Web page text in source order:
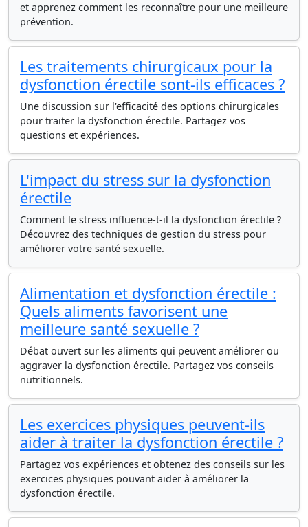
et apprenez comment les reconnaître pour une meilleure
prévention.
Les traitements chirurgicaux pour la
dysfonction érectile sont-ils efficaces ?
Une discussion sur l'efficacité des options chirurgicales
pour traiter la dysfonction érectile. Partagez vos
questions et expériences.
L'impact du stress sur la dysfonction
érectile
Comment le stress influence-t-il la dysfonction érectile ?
Découvrez des techniques de gestion du stress pour
améliorer votre santé sexuelle.
Alimentation et dysfonction érectile :
Quels aliments favorisent une
meilleure santé sexuelle ?
Débat ouvert sur les aliments qui peuvent améliorer ou
aggraver la dysfonction érectile. Partagez vos conseils
nutritionnels.
Les exercices physiques peuvent-ils
aider à traiter la dysfonction érectile ?
Partagez vos expériences et obtenez des conseils sur les
exercices physiques pouvant aider à améliorer la
dysfonction érectile.